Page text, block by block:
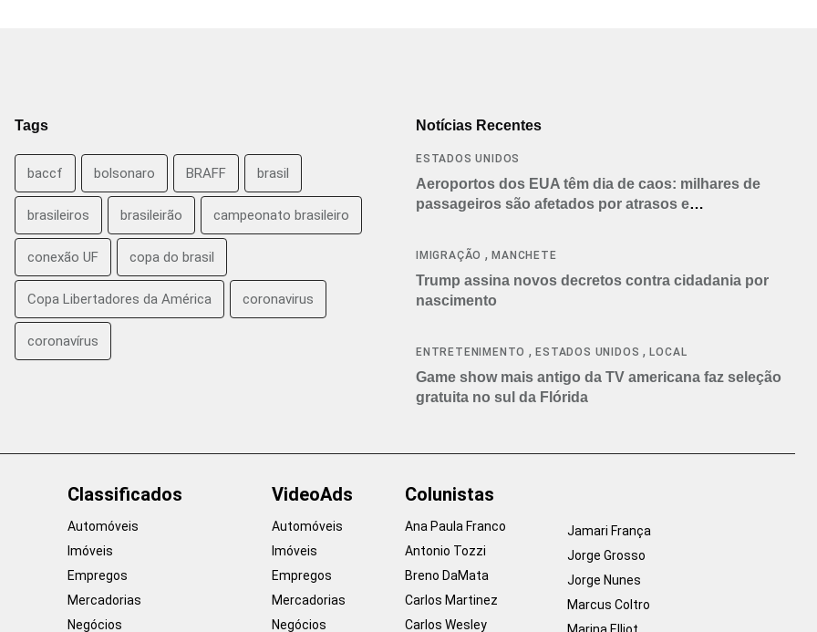
Tags
baccf bolsonaro BRAFF brasil
brasileiros brasileirão campeonato brasileiro
conexão UF copa do brasil
Copa Libertadores da América coronavirus
coronavírus
Notícias Recentes
ESTADOS UNIDOS
Aeroportos dos EUA têm dia de caos: milhares de
passageiros são afetados por atrasos e
IMIGRAÇÃO ,MANCHETE
Trump assina novos decretos contra cidadania por
nascimento
ENTRETENIMENTO ,ESTADOS UNIDOS ,LOCAL
Game show mais antigo da TV americana faz seleção
gratuita no sul da Flórida
Classificados
Automóveis
Imóveis
Empregos
Mercadorias
Negócios
VideoAds
Automóveis
Imóveis
Empregos
Mercadorias
Negócios
Colunistas
Ana Paula Franco
Antonio Tozzi
Breno DaMata
Carlos Martinez
Carlos Wesley
Jamari França
Jorge Grosso
Jorge Nunes
Marcus Coltro